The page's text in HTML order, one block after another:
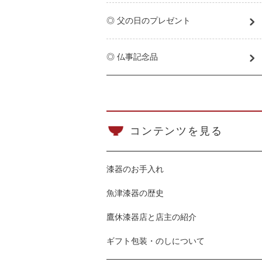
◎ 父の日のプレゼント
◎ 仏事記念品
コンテンツを見る
漆器のお手入れ
魚津漆器の歴史
鷹休漆器店と店主の紹介
ギフト包装・のしについて